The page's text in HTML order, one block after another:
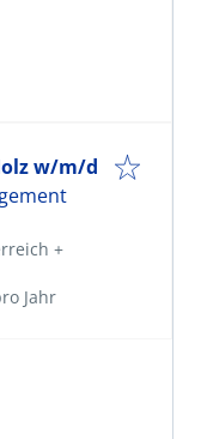
w/m/d
+
Jahr